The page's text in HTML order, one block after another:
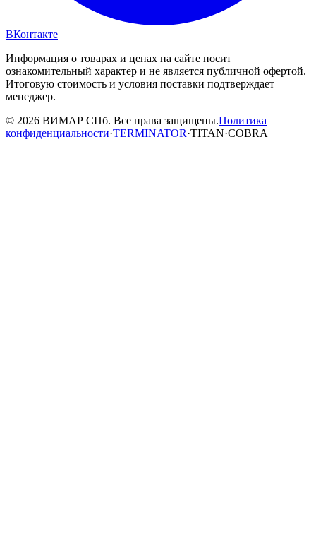
ВКонтакте
Информация о товарах и ценах на сайте носит
ознакомительный характер и не является публичной офертой.
Итоговую стоимость и условия поставки подтверждает
менеджер.
© 2026 ВИМАР СПб. Все права защищены.Политика
конфиденциальности·TERMINATOR·TITAN·COBRA